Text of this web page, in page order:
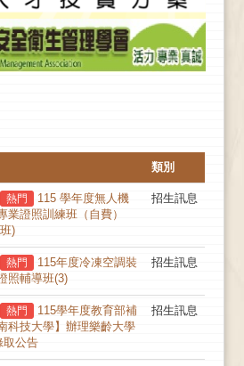
類別
熱門
115 學年度無人機
業證照訓練班（自費）
)
招生訊息
熱門
115年度冷凍空調裝
照輔導班(3)
招生訊息
熱門
115學年度教育部補
科技大學】辦理樂齡大學
取公告
招生訊息